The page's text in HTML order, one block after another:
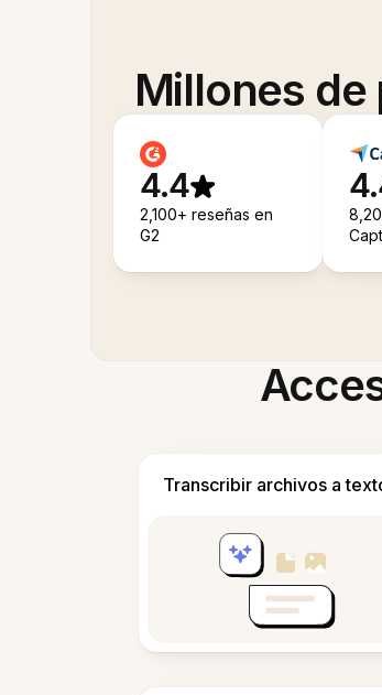
Millones
4.4
2,100+ reseñas en
G2
Transcribir archivos a